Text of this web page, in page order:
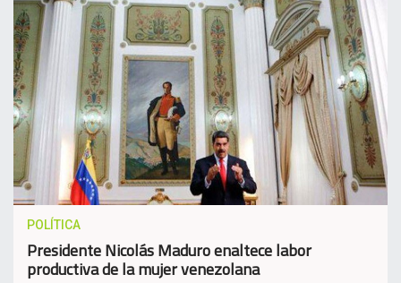
POLÍTICA
Presidente Nicolás Maduro enaltece labor
productiva de la mujer venezolana